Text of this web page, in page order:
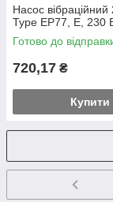
Насос вібраційний
Type EP77, E, 230
Готово до
720,17 ₴
Купити